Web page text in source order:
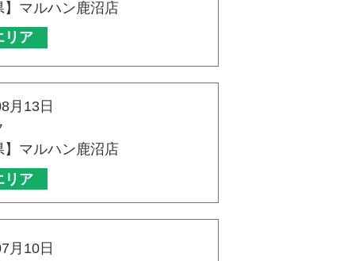
】マルハン鹿沼店
リア
月13日
】マルハン鹿沼店
リア
月10日